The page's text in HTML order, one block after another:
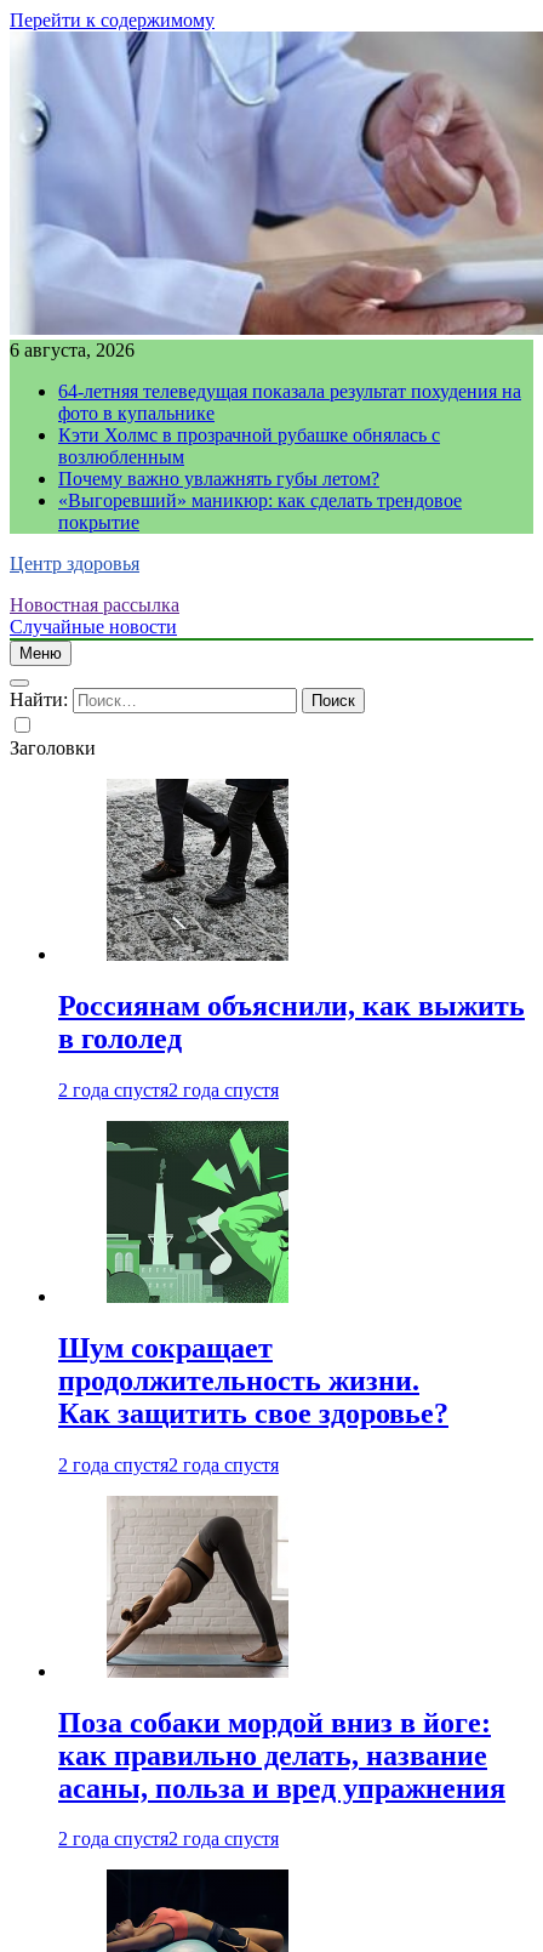
Перейти к содержимому
6 августа, 2026
64-летняя телеведущая показала результат похудения на
фото в купальнике
Кэти Холмс в прозрачной рубашке обнялась с
возлюбленным
Почему важно увлажнять губы летом?
«Выгоревший» маникюр: как сделать трендовое
покрытие
Центр здоровья
Новостная рассылка
Случайные новости
Меню
Найти:
Заголовки
Россиянам объяснили, как выжить
в гололед
2 года спустя2 года спустя
Шум сокращает
продолжительность жизни.
Как защитить свое здоровье?
2 года спустя2 года спустя
Поза собаки мордой вниз в йоге:
как правильно делать, название
асаны, польза и вред упражнения
2 года спустя2 года спустя